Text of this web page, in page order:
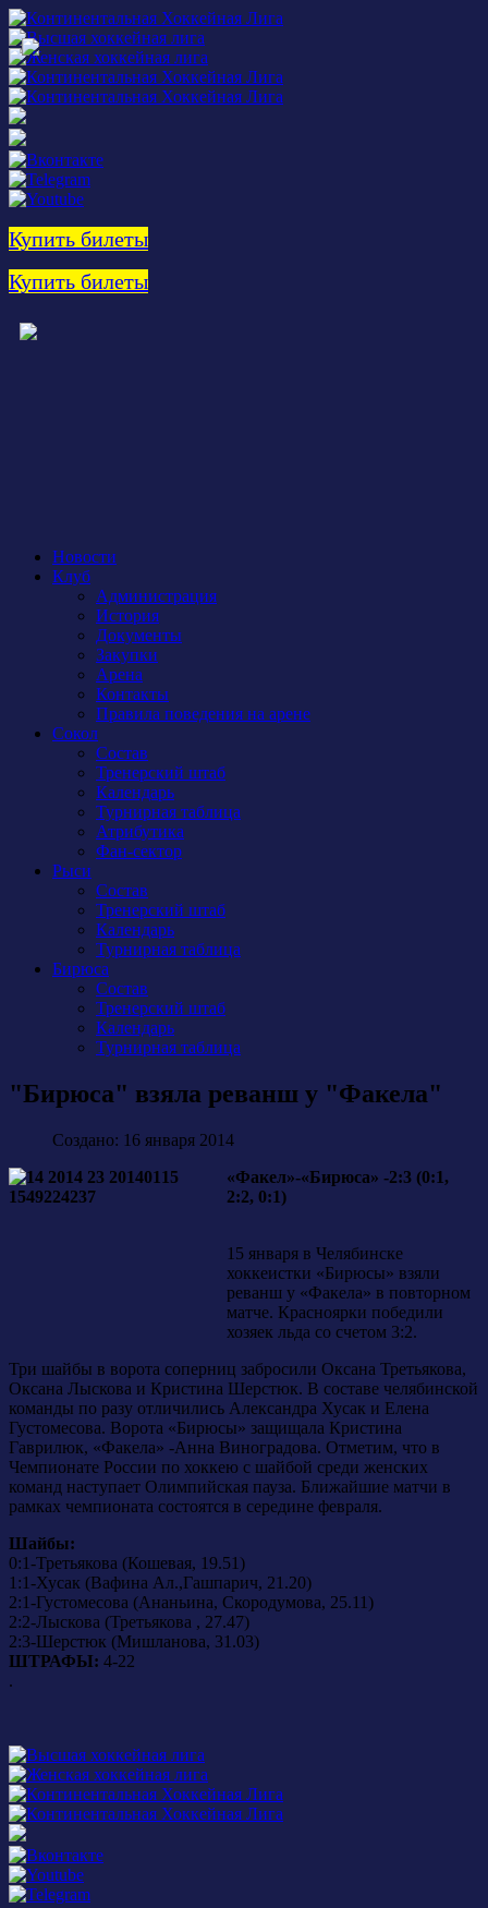
Купить билеты
Купить билеты
Новости
Клуб
Администрация
История
Документы
Закупки
Арена
Контакты
Правила поведения на арене
Сокол
Состав
Тренерский штаб
Календарь
Турнирная таблица
Атрибутика
Фан-сектор
Рыси
Состав
Тренерский штаб
Календарь
Турнирная таблица
Бирюса
Состав
Тренерский штаб
Календарь
Турнирная таблица
"Бирюса" взяла реванш у "Факела"
Создано: 16 января 2014
«Факел»-«Бирюса» -2:3 (0:1,
2:2, 0:1)
15 января в Челябинске
хоккеистки «Бирюсы» взяли
реванш у «Факела» в повторном
матче. Красноярки победили
хозяек льда со счетом 3:2.
Три шайбы в ворота соперниц забросили Оксана Третьякова,
Оксана Лыскова и Кристина Шерстюк. В составе челябинской
команды по разу отличились Александра Хусак и Елена
Густомесова. Ворота «Бирюсы» защищала Кристина
Гаврилюк, «Факела» -Анна Виноградова. Отметим, что в
Чемпионате России по хоккею с шайбой среди женских
команд наступает Олимпийская пауза. Ближайшие матчи в
рамках чемпионата состоятся в середине февраля.
Шайбы:
0:1-Третьякова (Кошевая, 19.51)
1:1-Хусак (Вафина Ал.,Гашпарич, 21.20)
2:1-Густомесова (Ананьина, Скородумова, 25.11)
2:2-Лыскова (Третьякова , 27.47)
2:3-Шерстюк (Мишланова, 31.03)
ШТРАФЫ: 4-22
.